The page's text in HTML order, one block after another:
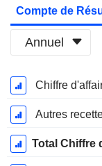
Compte de
Annuel
Période
Fiscale:
Décembre
Chiffre
Autres
Total Chiffre